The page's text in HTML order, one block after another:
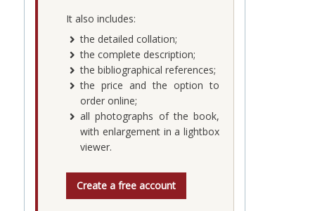
It also includes:
the detailed collation;
the complete description;
the bibliographical references;
the price and the option to
order online;
all photographs of the book,
with enlargement in a lightbox
viewer.
Create a free account